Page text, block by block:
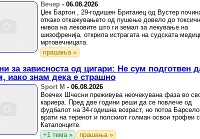
Вечер - 06.08.2026
Џек Бартон , 29-годишен Британец од Вустер
откако откажувањето од пушење довело до
нивоа на лековите што ги земал за лекување на
шизофренија, открила истрагата на судската
мртовечницата.
прашања »
за зависноста од цигари: Не сум подготвен
иако знам дека е страшно
Sport M - 06.08.2026
Воечех Шчесни преживува неочекувана фаза во
кариера. Пред две години реши да се повлече од
фудбалот на 34-годишна возраст, но потоа
врати на теренот и полскиот голман освои трофеи
Каталонците.
+1 тема »
прашања »